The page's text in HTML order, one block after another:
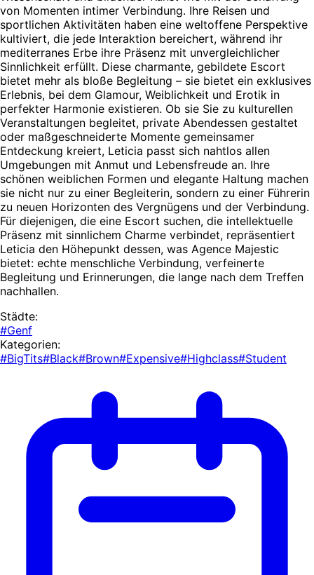
von Momenten intimer Verbindung. Ihre Reisen und
sportlichen Aktivitäten haben eine weltoffene Perspektive
kultiviert, die jede Interaktion bereichert, während ihr
mediterranes Erbe ihre Präsenz mit unvergleichlicher
Sinnlichkeit erfüllt. Diese charmante, gebildete Escort
bietet mehr als bloße Begleitung – sie bietet ein exklusives
Erlebnis, bei dem Glamour, Weiblichkeit und Erotik in
perfekter Harmonie existieren. Ob sie Sie zu kulturellen
Veranstaltungen begleitet, private Abendessen gestaltet
oder maßgeschneiderte Momente gemeinsamer
Entdeckung kreiert, Leticia passt sich nahtlos allen
Umgebungen mit Anmut und Lebensfreude an. Ihre
schönen weiblichen Formen und elegante Haltung machen
sie nicht nur zu einer Begleiterin, sondern zu einer Führerin
zu neuen Horizonten des Vergnügens und der Verbindung.
Für diejenigen, die eine Escort suchen, die intellektuelle
Präsenz mit sinnlichem Charme verbindet, repräsentiert
Leticia den Höhepunkt dessen, was Agence Majestic
bietet: echte menschliche Verbindung, verfeinerte
Begleitung und Erinnerungen, die lange nach dem Treffen
nachhallen.
Städte:
#Genf
Kategorien:
#BigTits#Black#Brown#Expensive#Highclass#Student